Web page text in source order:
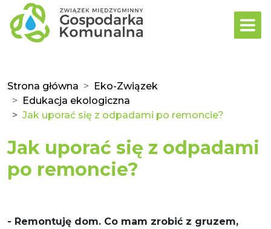
Strona główna
Eko-Związek
Edukacja ekologiczna
Jak uporać się z odpadami po remoncie?
Jak uporać się z odpadami
po remoncie?
- Remontuję dom. Co mam zrobić z gruzem,